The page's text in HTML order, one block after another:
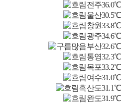
전주36.0℃
울산30.5℃
창원33.8℃
광주34.6℃
부산32.6℃
통영32.3℃
목포33.2℃
여수31.0℃
흑산도31.1℃
완도31.9℃